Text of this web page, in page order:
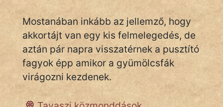
SZÓLÁS
KÖZMONDÁS
PSZICHO
ZENE
Mostanában inkább az jellemző, hogy
akkortájt van egy kis felmelegedés, de
aztán pár napra visszatérnek a pusztító
fagyok épp amikor a gyümölcsfák
virágozni kezdenek.